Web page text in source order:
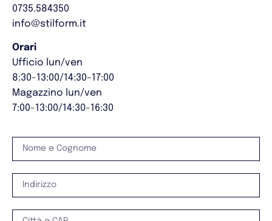
0735.584350
info@stilform.it
Orari
Ufficio lun/ven
8:30-13:00/14:30-17:00
Magazzino lun/ven
7:00-13:00/14:30-16:30